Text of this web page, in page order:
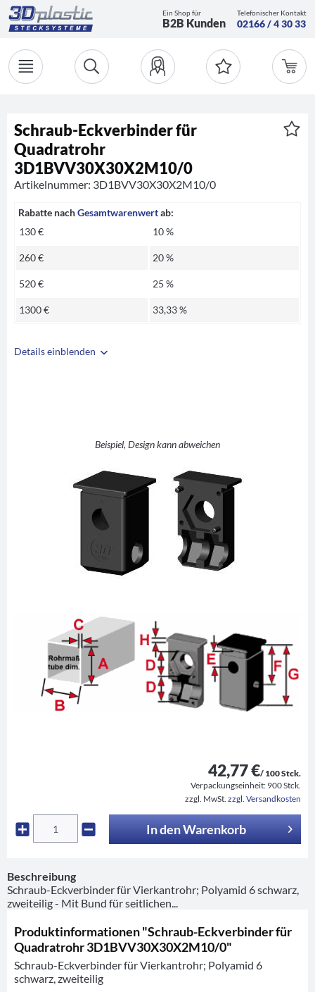
Ein Shop für
B2B Kunden
Telefonischer Kontakt
02166 / 4 30 33
Details einblenden
Beispiel, Design kann abweichen
Schraub-Eckverbinder für
Quadratrohr
3D1BVV30X30X2M10/0
Artikelnummer: 3D1BVV30X30X2M10/0
Rabatte nachGesamtwarenwertab:
130 €
10 %
260 € 20 %
520 € 25 %
1300 € 33,33 %
42,77 €/ 100 Stck.
Verpackungseinheit: 900 Stck.
zzgl. MwSt. zzgl. Versandkosten
In denWarenkorb
Beschreibung
Schraub-Eckverbinder für Vierkantrohr; Polyamid 6 schwarz,
zweiteilig - Mit Bund für seitlichen...
Produktinformationen "Schraub-Eckverbinder für
Quadratrohr 3D1BVV30X30X2M10/0"
Schraub-Eckverbinder für Vierkantrohr; Polyamid 6
schwarz, zweiteilig